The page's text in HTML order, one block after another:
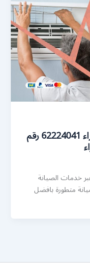
فني صيانة تكييف مركزي الجهراء 62224041 رقم
خدمات الصيانة
متطورة بافضل